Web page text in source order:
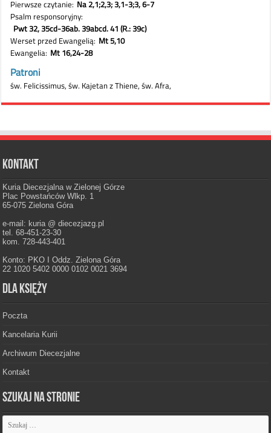
Kontakt
Kuria Diecezjalna w Zielonej Górze
Plac Powstańców Wlkp. 1
65-075 Zielona Góra
e-mail: kuria @ diecezjazg.pl
tel. 68-451-23-30
kom. 728-443-401
Konto: PKO I Oddz. Zielona Góra
22 1020 5402 0000 0102 0021 3694
Dla księży
Poczta
Kancelaria Kurii
Archiwum Diecezjalne
Kontakt
Szukaj na stronie